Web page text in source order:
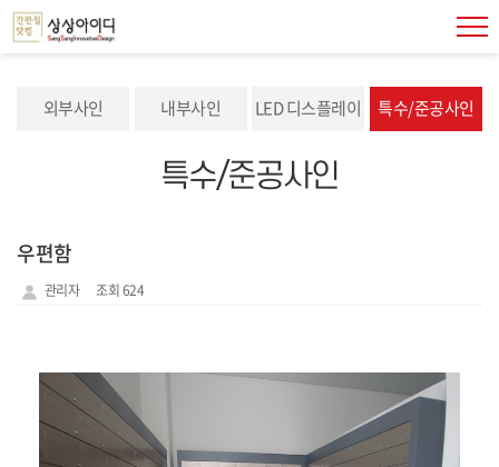
외부사인 내부사인 LED 디스플레이 특수/준공사인
특수/준공사인
우편함
관리자 조회 624